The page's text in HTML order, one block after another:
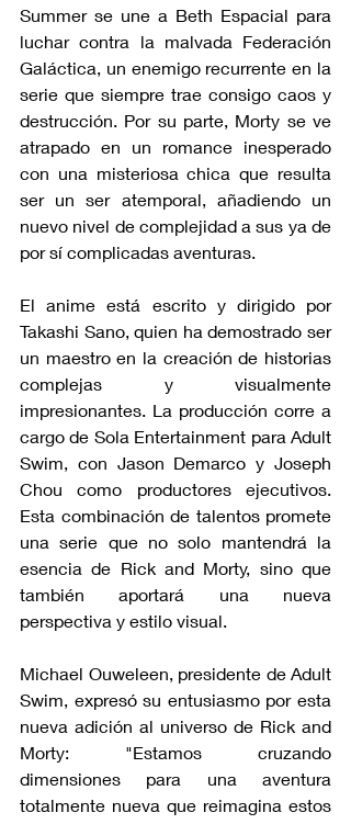
Summer se une a Beth Espacial para
luchar contra la malvada Federación
Galáctica, un enemigo recurrente en la
serie que siempre trae consigo caos y
destrucción. Por su parte, Morty se ve
atrapado en un romance inesperado
con una misteriosa chica que resulta
ser un ser atemporal, añadiendo un
nuevo nivel de complejidad a sus ya de
por sí complicadas aventuras.
El anime está escrito y dirigido por
Takashi Sano, quien ha demostrado ser
un maestro en la creación de historias
complejas y visualmente
impresionantes. La producción corre a
cargo de Sola Entertainment para Adult
Swim, con Jason Demarco y Joseph
Chou como productores ejecutivos.
Esta combinación de talentos promete
una serie que no solo mantendrá la
esencia de Rick and Morty, sino que
también aportará una nueva
perspectiva y estilo visual.
Michael Ouweleen, presidente de Adult
Swim, expresó su entusiasmo por esta
nueva adición al universo de Rick and
Morty: "Estamos cruzando
dimensiones para una aventura
totalmente nueva que reimagina estos